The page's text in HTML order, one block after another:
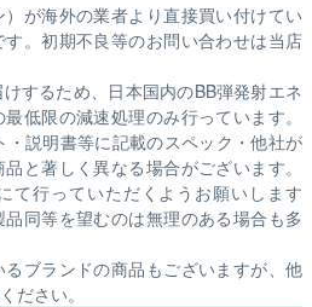
が海外の業者より直接買い付けてい
。初期不良等のお問い合わせは当店
するため、日本国内のBB弾発射エネ
低限の減速処理のみ行っています。
・説明書等に記載のスペック・他社が
と著しく異なる場合がございます。
て行っていただくようお願いします
同等を望むのは無理のある場合も多
ブランドの商品もございますが、他
ださい。